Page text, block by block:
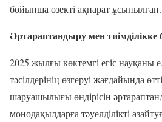
бойынша өзекті ақпарат ұсынылған.
Әртараптандыру мен
2025 жылғы көктемгі егіс науқаны
тәсілдерінің өзгеруі жағдайында
шаруашылығы өндірісін
монодақылдарға тәуелділікті